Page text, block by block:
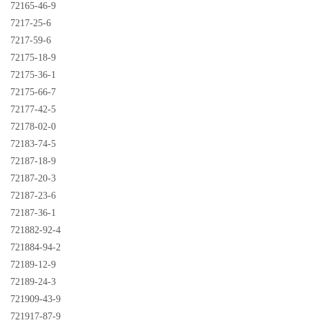
72165-46-9
7217-25-6
7217-59-6
72175-18-9
72175-36-1
72175-66-7
72177-42-5
72178-02-0
72183-74-5
72187-18-9
72187-20-3
72187-23-6
72187-36-1
721882-92-4
721884-94-2
72189-12-9
72189-24-3
721909-43-9
721917-87-9